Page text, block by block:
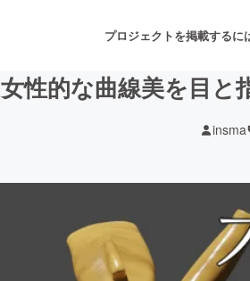
プロジェクトを掲載するに
音楽
ゲーム・サービス開発
女性的な曲線美を目と
insma